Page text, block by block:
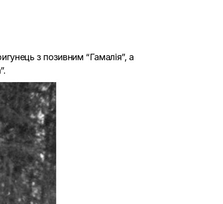
з позивним “Гамалія”, а